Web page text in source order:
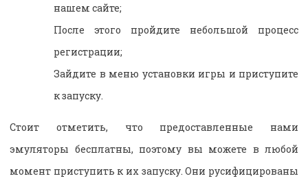
нашем сайте;
После этого пройдите небольшой процесс
регистрации;
Зайдите в меню установки игры и приступите
к запуску.
Стоит отметить, что предоставленные нами
эмуляторы бесплатны, поэтому вы можете в любой
момент приступить к их запуску. Они русифицированы